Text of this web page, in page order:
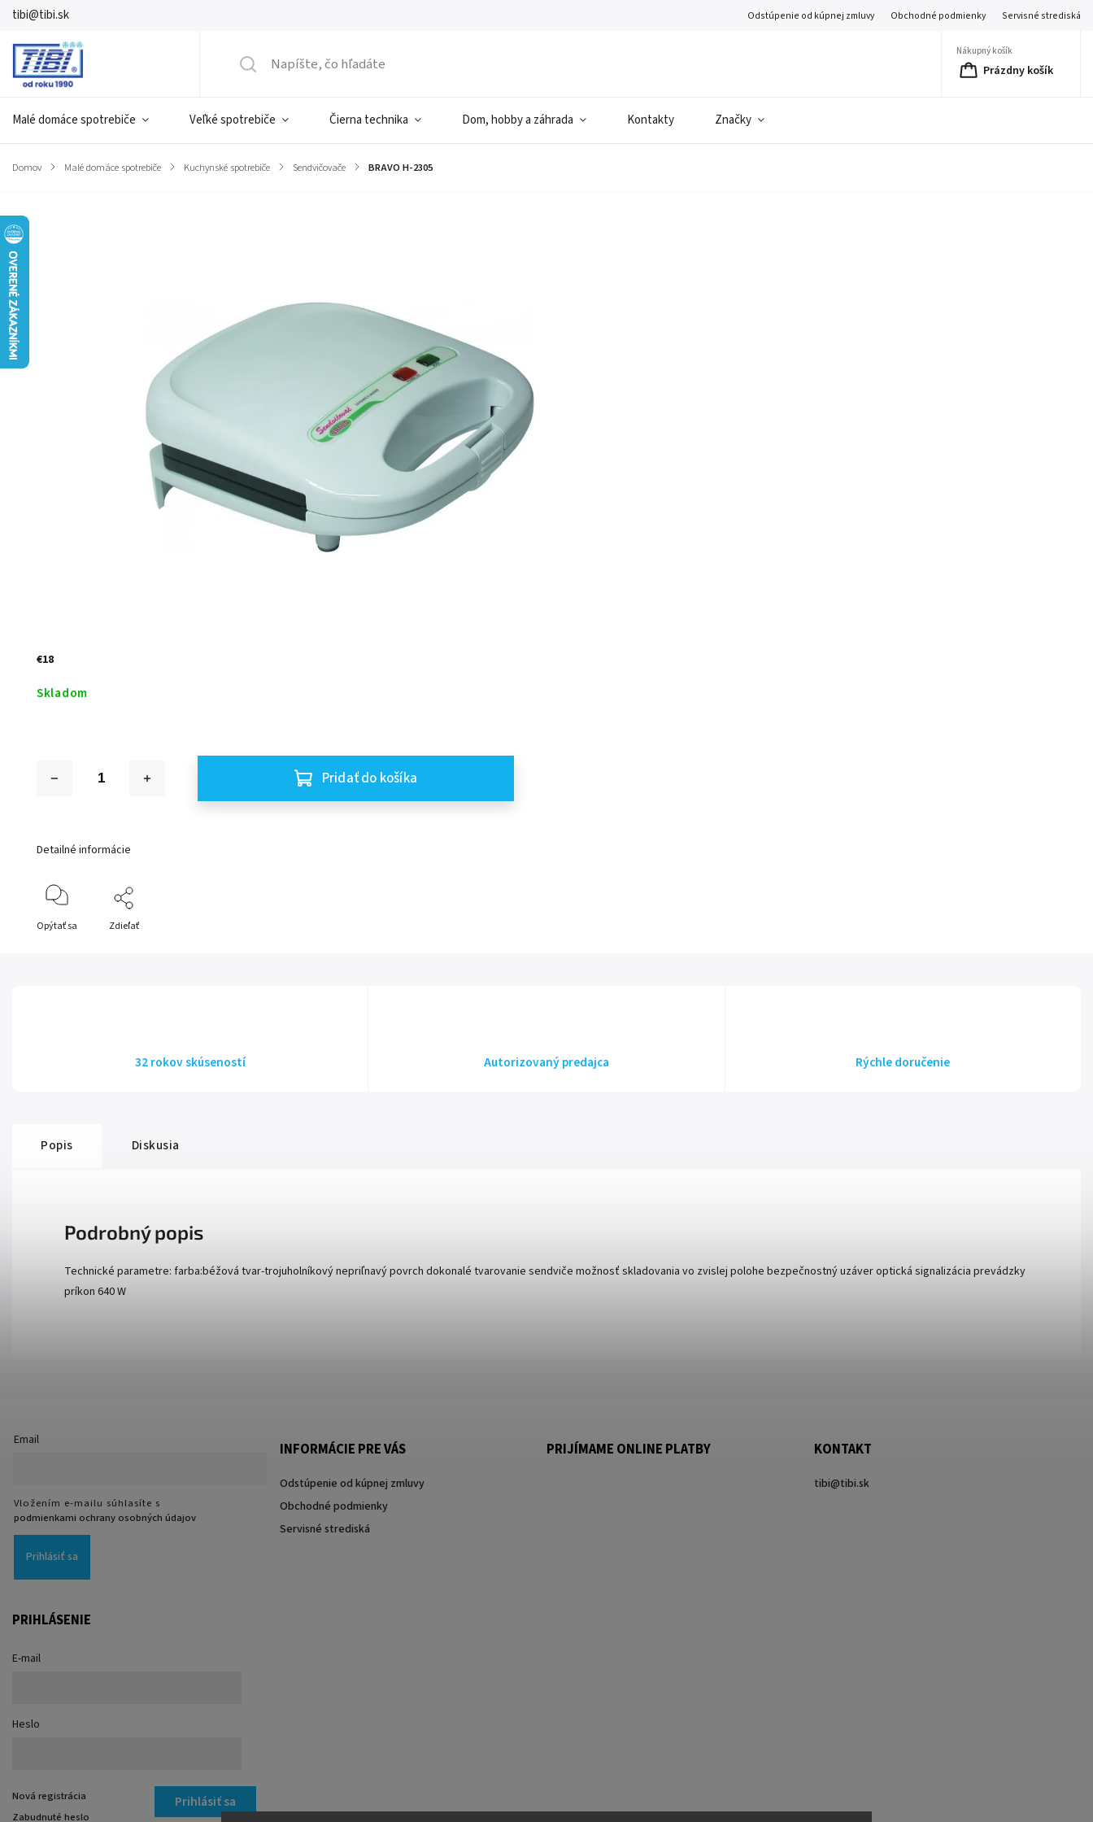
tibi@tibi.sk Odstúpenie od kúpnej zmluvy Obchodné podmienky Servisné strediská
Nákupný košík
Prázdny košík
Malé domáce spotrebiče Veľké spotrebiče Čierna technika Dom, hobby a záhrada Kontakty Značky
Domov / Malé domáce spotrebiče / Kuchynské spotrebiče / Sendvičovače / BRAVO H-2305
Značka:
€18
Skladom
Pridať do košíka
Detailné informácie
Opýtať sa Zdieľať
32 rokov skúseností Autorizovaný predajca Rýchle doručenie
Popis Diskusia
Podrobný popis
Technické parametre: farba:béžová tvar-trojuholníkový nepriľnavý povrch dokonalé tvarovanie sendviče možnosť skladovania vo zvislej polohe bezpečnostný uzáver optická signalizácia prevádzky
príkon 640 W
Email
Vložením e-mailu súhlasíte s
podmienkami ochrany osobných údajov
Prihlásiť sa
INFORMÁCIE PRE VÁS
Odstúpenie od kúpnej zmluvy
Obchodné podmienky
Servisné strediská
PRIJÍMAME ONLINE PLATBY KONTAKT
tibi@tibi.sk
PRIHLÁSENIE
E-mail
Heslo
Prihlásiť sa
Nová registrácia
Zabudnuté heslo